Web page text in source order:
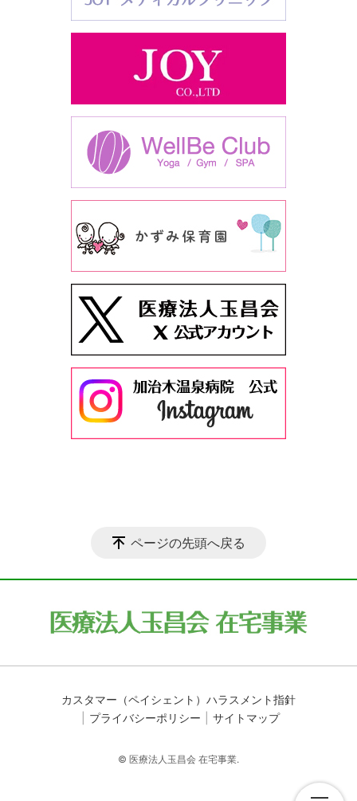
ページの先頭へ戻る
カスタマー（ペイシェント）ハラスメント指針
プライバシーポリシー
サイトマップ
© 医療法人玉昌会 在宅事業.